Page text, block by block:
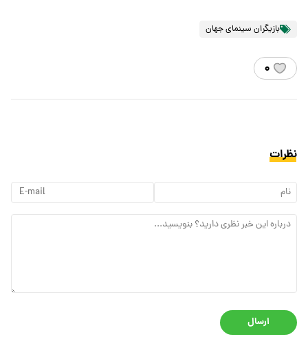
بازیگران سینمای جهان
۰
نظرات
ارسال